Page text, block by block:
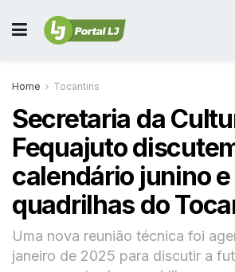
Home Tocantins
Secretaria da
Fequajuto
calendário junino
quadrilhas do
Uma nova reunião técnica foi
janeiro de 2025 para discutir a